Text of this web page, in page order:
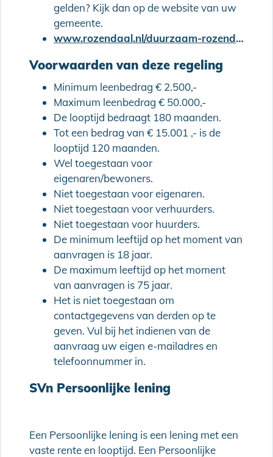
gelden? Kijk dan op de website van uw
gemeente.
www.rozendaal.nl/duurzaam-rozendaal/lening/
Voorwaarden van deze regeling
Minimum leenbedrag € 2.500,-
Maximum leenbedrag € 50.000,-
De looptijd bedraagt 180 maanden.
Tot een bedrag van € 15.001 ,- is de
looptijd 120 maanden.
Wel toegestaan voor
eigenaren/bewoners.
Niet toegestaan voor eigenaren.
Niet toegestaan voor verhuurders.
Niet toegestaan voor huurders.
De minimum leeftijd op het moment van
aanvragen is 18 jaar.
De maximum leeftijd op het moment
van aanvragen is 75 jaar.
Het is niet toegestaan om
contactgegevens van derden op te
geven. Vul bij het indienen van de
aanvraag uw eigen e-mailadres en
telefoonnummer in.
SVn Persoonlijke lening
Een Persoonlijke lening is een lening met een
vaste rente en looptijd. Een Persoonlijke